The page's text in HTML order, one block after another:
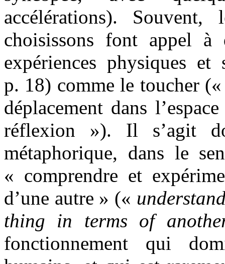
accélérations). Souvent,
choisissons font appel à
expériences physiques
p. 18) comme le toucher
déplacement dans
réflexion »). Il s’agit
métaphorique, dans le
« comprendre et
d’une autre » («
thing in terms of
fonctionnement qui